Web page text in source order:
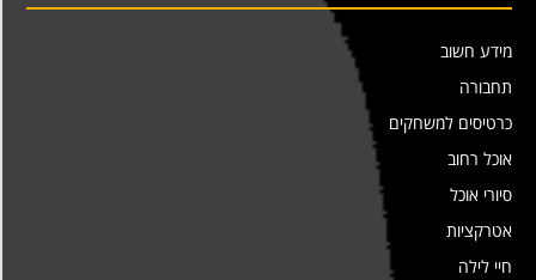
מידע חשוב
תחבורה
כרטיסים למשחקים
אוכל רחוב
סיורי אוכל
אטרקציות
חיי לילה